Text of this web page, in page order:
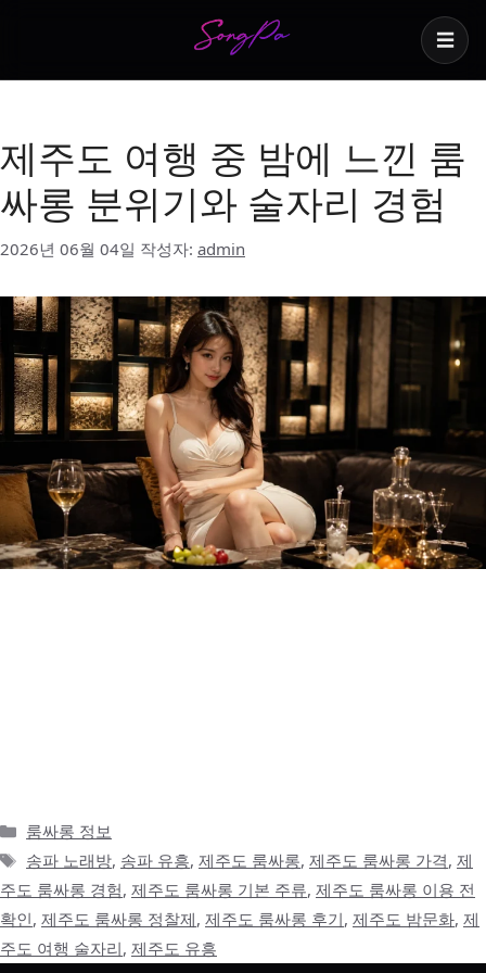
☰
제주도 여행 중 밤에 느낀 룸
싸롱 분위기와 술자리 경험
2026년 06월 04일 작성자: admin
카
테
고
리
룸싸롱 정보
태
그
송파 노래방, 송파 유흥, 제주도 룸싸롱, 제주도 룸싸롱 가격, 제
주도 룸싸롱 경험, 제주도 룸싸롱 기본 주류, 제주도 룸싸롱 이용 전
확인, 제주도 룸싸롱 정찰제, 제주도 룸싸롱 후기, 제주도 밤문화, 제
주도 여행 술자리, 제주도 유흥